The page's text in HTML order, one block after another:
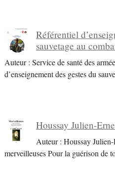
Référentiel
sauvetage au
Auteur : Service de santé des
d’enseignement des gestes du
Houssay Julien-
Auteur : Houssay
merveilleuses Pour la guérison de